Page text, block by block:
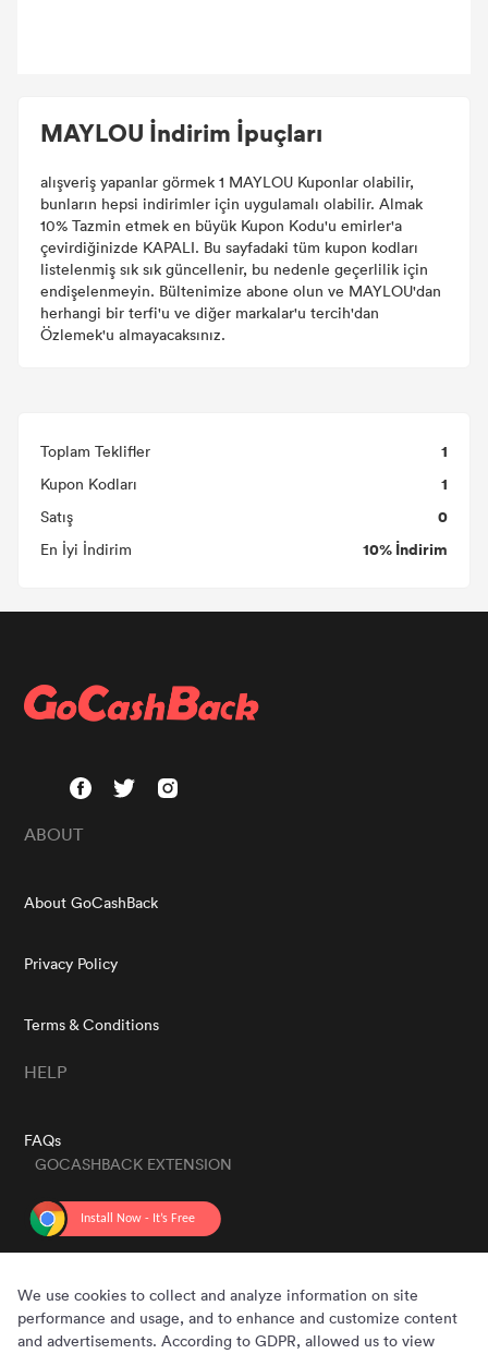
MAYLOU İndirim İpuçları
alışveriş yapanlar görmek 1 MAYLOU Kuponlar olabilir,
bunların hepsi indirimler için uygulamalı olabilir. Almak
10% Tazmin etmek en büyük Kupon Kodu'u emirler'a
çevirdiğinizde KAPALI. Bu sayfadaki tüm kupon kodları
listelenmiş sık sık güncellenir, bu nedenle geçerlilik için
endişelenmeyin. Bültenimize abone olun ve MAYLOU'dan
herhangi bir terfi'u ve diğer markalar'u tercih'dan
Özlemek'u almayacaksınız.
Toplam Teklifler 1
Kupon Kodları 1
Satış 0
En İyi İndirim 10% İndirim
ABOUT
About GoCashBack
Privacy Policy
Terms & Conditions
HELP
FAQs
GOCASHBACK EXTENSION
We use cookies to collect and analyze information on site
performance and usage, and to enhance and customize content
and advertisements. According to GDPR, allowed us to view